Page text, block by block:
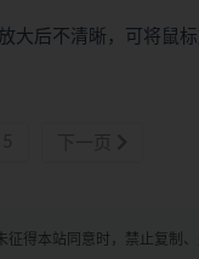
后不清晰，可将鼠
得本站同意时，禁止复制